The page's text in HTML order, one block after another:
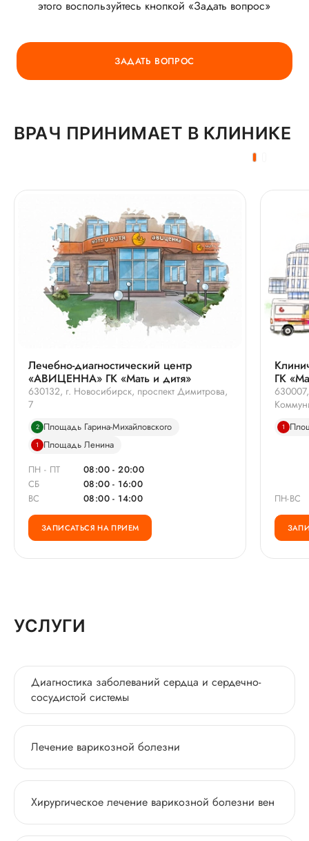
ГОРЯЧАЯ ЛИНИЯ КАЧЕСТВА
этого воспользуйтесь кнопкой «Задать вопрос»
ЗАДАТЬ ВОПРОС
ВРАЧ ПРИНИМАЕТ В КЛИНИКЕ
Лечебно-диагностический центр
«АВИЦЕННА» ГК «Мать и дитя»
630132, г. Новосибирск, проспект Димитрова,
7
2 Площадь Гарина-Михайловского
1
Площадь Ленина
ПН - ПТ
08:00 - 20:00
СБ
08:00 - 16:00
ВС
08:00 - 14:00
ЗАПИСАТЬСЯ НА ПРИЕМ
ГК
1
ПН-ВС
УСЛУГИ
Диагностика заболеваний сердца и сердечно-
сосудистой системы
Лечение варикозной болезни
Хирургическое лечение варикозной болезни вен